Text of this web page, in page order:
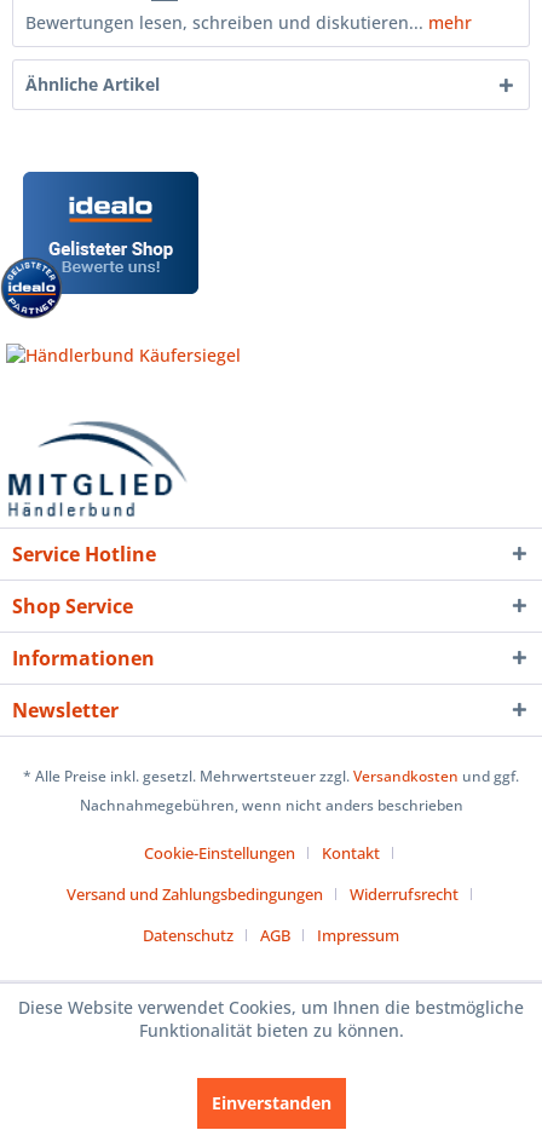
Bewertungen lesen, schreiben und diskutieren... mehr
Ähnliche Artikel
Service Hotline
Shop Service
Informationen
Newsletter
* Alle Preise inkl. gesetzl. Mehrwertsteuer zzgl.Versandkosten und ggf.
Nachnahmegebühren, wenn nicht anders beschrieben
Cookie-Einstellungen
Kontakt
Versand und Zahlungsbedingungen
Widerrufsrecht
Datenschutz
AGB Impressum
Diese Website verwendet Cookies, um Ihnen die bestmögliche
Funktionalität bieten zu können.
Einverstanden